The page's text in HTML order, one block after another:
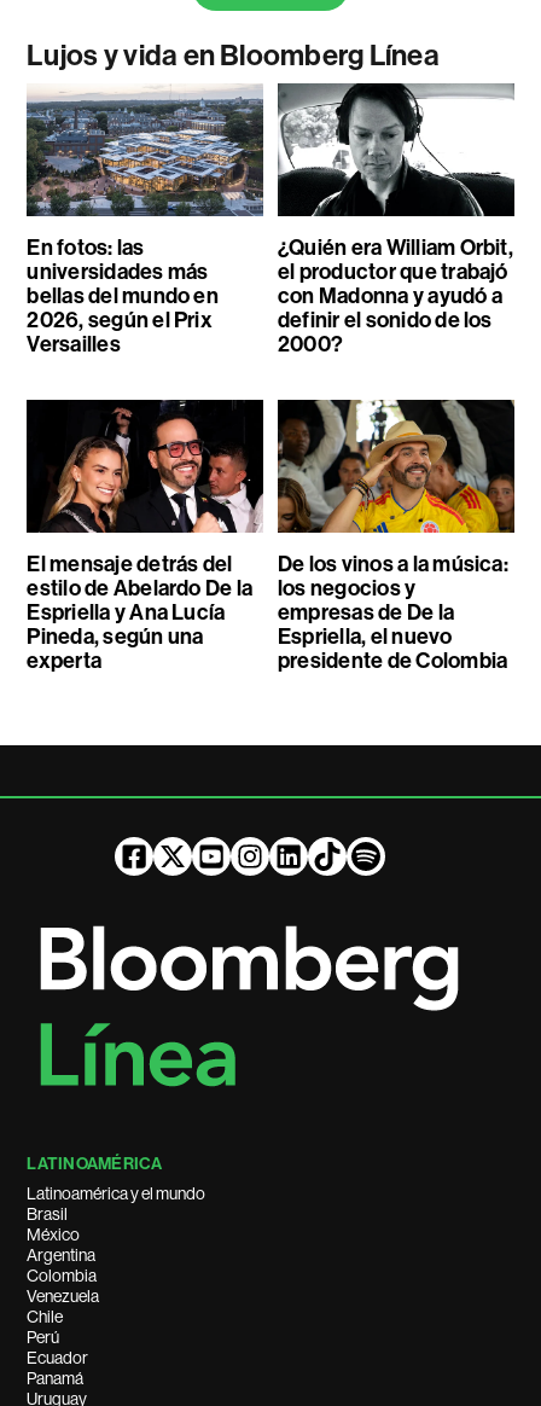
Lujos y vida en Bloomberg Línea
En fotos: las
universidades más
bellas del mundo en
2026, según el Prix
Versailles
¿Quién era William Orbit,
el productor que trabajó
con Madonna y ayudó a
definir el sonido de los
2000?
El mensaje detrás del
estilo de Abelardo De la
Espriella y Ana Lucía
Pineda, según una
experta
De los vinos a la música:
los negocios y
empresas de De la
Espriella, el nuevo
presidente de Colombia
LATINOAMÉRICA
Latinoamérica y el mundo
Brasil
México
Argentina
Colombia
Venezuela
Chile
Perú
Ecuador
Panamá
Uruguay